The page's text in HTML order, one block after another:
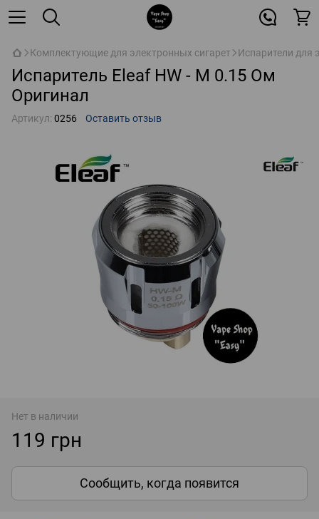
Комплектующие для электронных сигарет Испарители для
Испаритель Eleaf HW - M 0.15 Ом
Оригинал
Артикул: 0256 Оставить отзыв
Нет в наличии
119 грн
Сообщить, когда появится